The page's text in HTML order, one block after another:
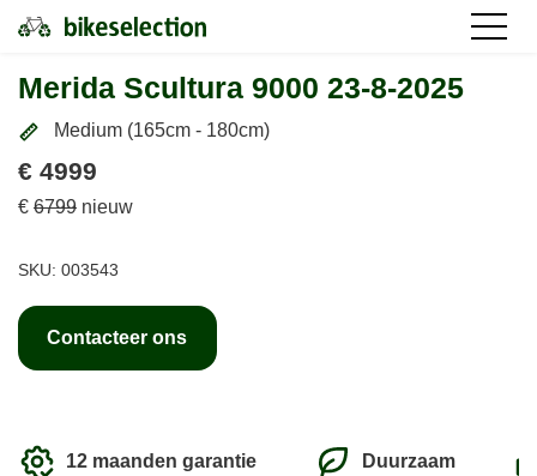
Merida Scultura 9000 23-8-2025
Medium (165cm - 180cm)
€ 4999
€ 6799 nieuw
SKU: 003543
Contacteer ons
12 maanden garantie Duurzaam